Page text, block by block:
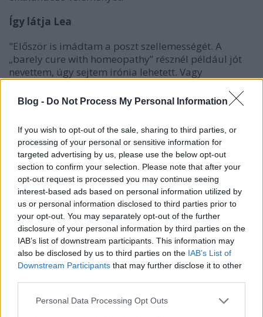
Blog - Do Not Process My Personal Information
If you wish to opt-out of the sale, sharing to third parties, or
processing of your personal or sensitive information for
targeted advertising by us, please use the below opt-out
section to confirm your selection. Please note that after your
opt-out request is processed you may continue seeing
interest-based ads based on personal information utilized by
us or personal information disclosed to third parties prior to
your opt-out. You may separately opt-out of the further
disclosure of your personal information by third parties on the
IAB’s list of downstream participants. This information may
also be disclosed by us to third parties on the IAB’s List of
Downstream Participants that may further disclose it to other
Please note that this website/app uses one or more Google
Personal Data Processing Opt Outs
Így látja Lea
"Először is imádtam a poszt szellemességét. A
„barely cure with homeopathy” résznél például jót
nevettem, úgy sejtem irónia lehetett. Vagy
Spoons” szófordulat! �
humor nagyon fontos szerepet tölt be a saját
mindennapi kommunikációm során. A jó humor
egyszerre lefegyverző, őszinte és nyílt
kapcsolatteremtő eszköz. A közös nevezőt megtalálni
egy olyan hatalmas röhögésbe torkolló társalgásban
a legegyszerűbb, ami után alig kap az ember
levegőt.
„Mi a p*csa?”
Megjegyezném, hogy én is belefutottam már abba a
mondandómat.